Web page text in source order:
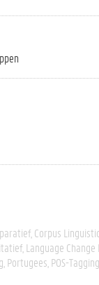
Corpus
Language
Portugees POS-Tagging